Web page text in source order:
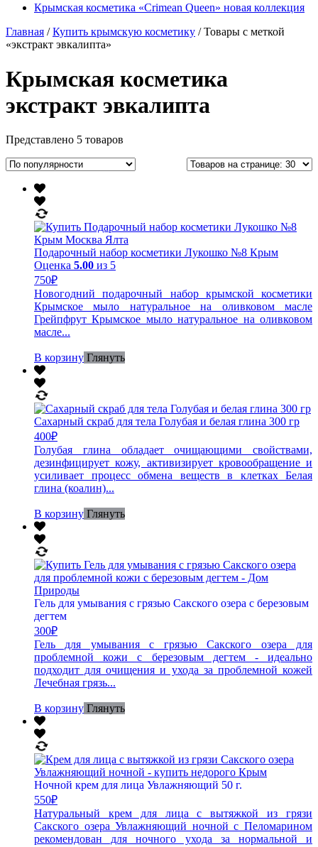
Крымская косметика «Crimean Queen» новая коллекция
Главная /Купить крымскую косметику / Товары с меткой
«экстракт эвкалипта»
Крымская косметика
экстракт эвкалипта
Представлено 5 товаров
Подарочный набор косметики Лукошко №8 Крым
Оценка 5.00 из 5
750₽
Новогодний подарочный набор крымской косметики
Крымское мыло натуральное на оливковом масле
Грейпфрут Крымское мыло натуральное на оливковом
масле...
В корзину Глянуть
Сахарный скраб для тела Голубая и белая глина 300 гр
400₽
Голубая глина обладает очищающими свойствами,
дезинфицирует кожу, активизирует кровообращение и
усиливает процесс обмена веществ в клетках Белая
глина (коалин)...
В корзину Глянуть
Гель для умывания с грязью Сакского озера с березовым
дегтем
300₽
Гель для умывания с грязью Сакского озера для
проблемной кожи с березовым дегтем - идеально
подходит для очищения и ухода за проблемной кожей
Лечебная грязь...
В корзину Глянуть
Ночной крем для лица Увлажняющий 50 г.
550₽
Натуральный крем для лица с вытяжкой из грязи
Сакского озера Увлажняющий ночной с Пеломарином
рекомендован для ночного ухода за нормальной и